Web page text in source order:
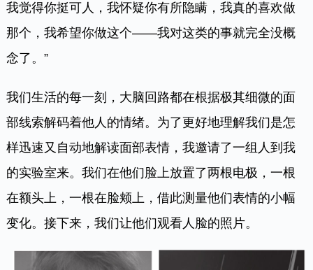
我觉得你挺可人，我怀疑你有所隐瞒，我真的喜欢做
那个，我希望你做这个——我对这类的事就完全没概
念了。”
我们生活的每一刻，大脑回路都在根据极其细微的面
部线索解码着他人的情绪。为了更好地理解我们是怎
样迅速又自动地解读面部表情，我邀请了一组人到我
的实验室来。我们在他们脸上放置了两根电极，一根
在额头上，一根在脸颊上，借此测量他们表情的小幅
变化。接下来，我们让他们观看人脸的照片。